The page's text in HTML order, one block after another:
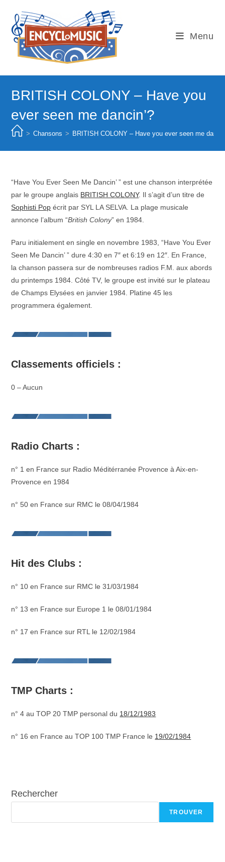
content
Menu
BRITISH COLONY – Have you
ever seen me dancin’?
> Chansons > BRITISH COLONY – Have you ever seen me
“Have You Ever Seen Me Dancin’ ” est une chanson interprétée
par le groupe anglais BRITISH COLONY. Il s’agit d’un titre de
Sophisti Pop écrit par SYL LA SELVA. La plage musicale
annonce l’album “British Colony” en 1984.
Paru initialement en single en novembre 1983, “Have You Ever
Seen Me Dancin’ ” dure 4:30 en 7″ et 6:19 en 12″. En France,
la chanson passera sur de nombreuses radios F.M. aux abords
du printemps 1984. Côté TV, le groupe est invité sur le plateau
de Champs Elysées en janvier 1984. Platine 45 les
programmera également.
Classements officiels :
0 – Aucun
Radio Charts :
n° 1 en France sur Radio Méditérranée Provence à Aix-en-
Provence en 1984
n° 50 en France sur RMC le 08/04/1984
Hit des Clubs :
n° 10 en France sur RMC le 31/03/1984
n° 13 en France sur Europe 1 le 08/01/1984
n° 17 en France sur RTL le 12/02/1984
TMP Charts :
n° 4 au TOP 20 TMP personal du 18/12/1983
n° 16 en France au TOP 100 TMP France le 19/02/1984
Rechercher
TROUVER